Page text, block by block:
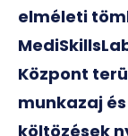
elméleti
Központ
munkazaj
költözések